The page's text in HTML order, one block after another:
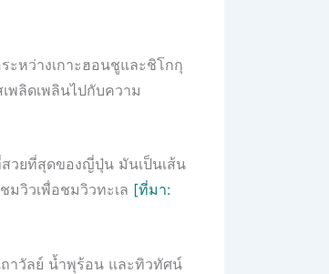
ะหว่างเกาะฮอนชูและชิโกกุ
พลิดเพลินไปกับความ
วยที่สุดของญี่ปุ่น มันเป็นเส้น
วิวเพื่อชมวิวทะเล [ที่มา:
าวัลย์ น้ำพุร้อน และทิวทัศน์